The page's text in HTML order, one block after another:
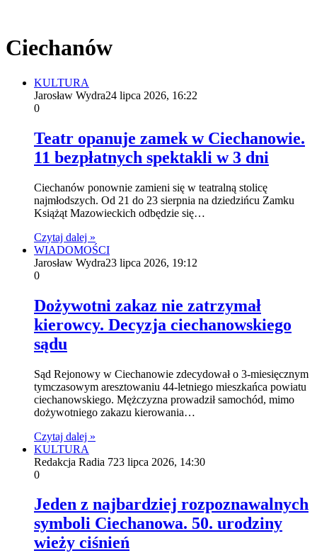
Ciechanów
KULTURA
Jarosław Wydra24 lipca 2026, 16:22
0
Teatr opanuje zamek w Ciechanowie.
11 bezpłatnych spektakli w 3 dni
Ciechanów ponownie zamieni się w teatralną stolicę
najmłodszych. Od 21 do 23 sierpnia na dziedzińcu Zamku
Książąt Mazowieckich odbędzie się…
Czytaj dalej »
WIADOMOŚCI
Jarosław Wydra23 lipca 2026, 19:12
0
Dożywotni zakaz nie zatrzymał
kierowcy. Decyzja ciechanowskiego
sądu
Sąd Rejonowy w Ciechanowie zdecydował o 3-miesięcznym
tymczasowym aresztowaniu 44-letniego mieszkańca powiatu
ciechanowskiego. Mężczyzna prowadził samochód, mimo
dożywotniego zakazu kierowania…
Czytaj dalej »
KULTURA
Redakcja Radia 723 lipca 2026, 14:30
0
Jeden z najbardziej rozpoznawalnych
symboli Ciechanowa. 50. urodziny
wieży ciśnień